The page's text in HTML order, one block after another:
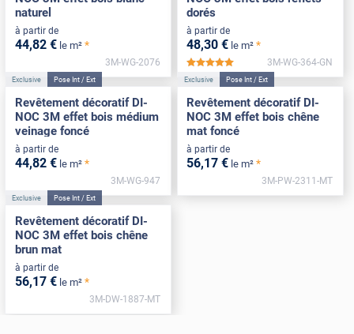
naturel
à partir de
44,82 € le m² *
3M-WG-2076
dorés
à partir de
48,30 € le m² *
3M-WG-364-GN
Exclusive Pose Int / Ext
Revêtement décoratif DI-
NOC 3M effet bois médium
veinage foncé
à partir de
44,82 € le m² *
3M-WG-947
Exclusive Pose Int / Ext
Revêtement décoratif DI-
NOC 3M effet bois chêne
mat foncé
à partir de
56,17 € le m² *
3M-PW-2311-MT
Exclusive Pose Int / Ext
Revêtement décoratif DI-
NOC 3M effet bois chêne
brun mat
à partir de
56,17 € le m² *
3M-DW-1887-MT